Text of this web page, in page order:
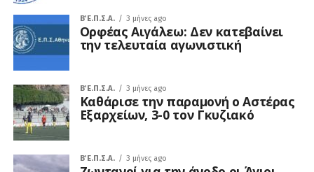
Β΄ Ε.Π.Σ.Α. 3 μήνες ago
Ορφέας Αιγάλεω: Δεν κατεβαίνει
την τελευταία αγωνιστική
Β΄ Ε.Π.Σ.Α. 3 μήνες ago
Καθάρισε την παραμονή ο Αστέρας
Εξαρχείων, 3-0 τον Γκυζιακό
Β΄ Ε.Π.Σ.Α. 3 μήνες ago